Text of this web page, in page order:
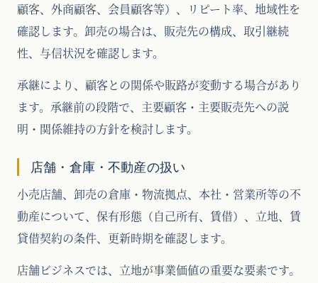
顧客、外商顧客、会員顧客等）、リピート率、地域性を
確認します。卸売の場合は、販売先の構成、取引継続
性、与信状況を確認します。
承継により、顧客との関係や販路が変動する場合があり
ます。承継前の段階で、主要顧客・主要販売先への説
明・関係維持の方針を検討します。
店舗・倉庫・不動産の扱い
小売店舗、卸売の倉庫・物流拠点、本社・営業所等の不
動産について、保有形態（自己所有、賃借）、立地、賃
貸借契約の条件、更新時期を確認します。
店舗ビジネスでは、立地が事業価値の重要な要素です。